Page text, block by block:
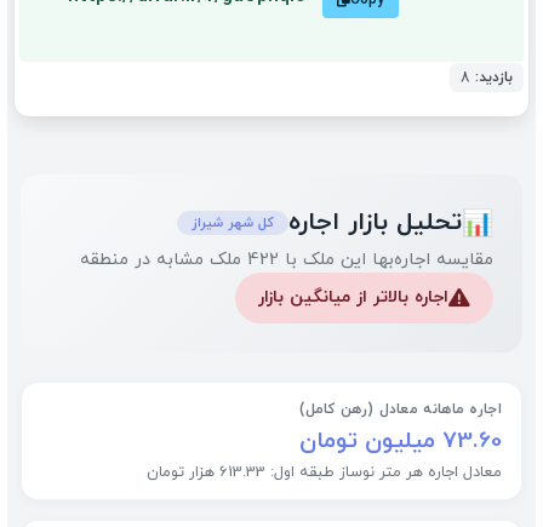
بازدید: 8
📊تحلیل بازار اجاره کل شهر شیراز
مقایسه اجاره‌بها این ملک با 422 ملک مشابه در منطقه
⚠️اجاره بالاتر از میانگین بازار
اجاره ماهانه معادل (رهن کامل)
73.60 میلیون تومان
معادل اجاره هر متر نوساز طبقه اول: 613.33 هزار تومان